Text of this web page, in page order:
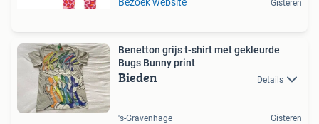
Bezoek website Gisteren
Benetton grijs t-shirt met gekleurde
Bugs Bunny print
Bieden Details
's-Gravenhage Gisteren